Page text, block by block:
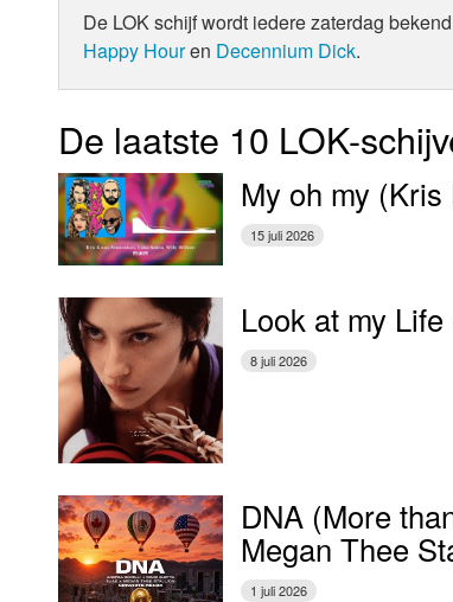
De LOK schijf wordt iedere zaterdag
Happy Houren Decennium Dick.
De laatste 10 LOK-
My oh my
15 juli 2026
Look at my
8 juli 2026
DNA (More
Megan Thee
1 juli 2026